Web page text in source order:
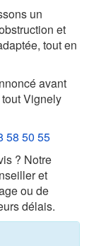
un
et
tout en
avant
Vignely
58 50 55
? Notre
et
ou de
délais.